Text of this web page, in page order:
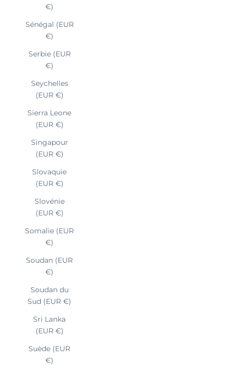
€)
Sénégal (EUR
€)
Serbie (EUR
€)
Seychelles
(EUR €)
Sierra Leone
(EUR €)
Singapour
(EUR €)
Slovaquie
(EUR €)
Slovénie
(EUR €)
Somalie (EUR
€)
Soudan (EUR
€)
Soudan du
Sud (EUR €)
Sri Lanka
(EUR €)
Suède (EUR
€)